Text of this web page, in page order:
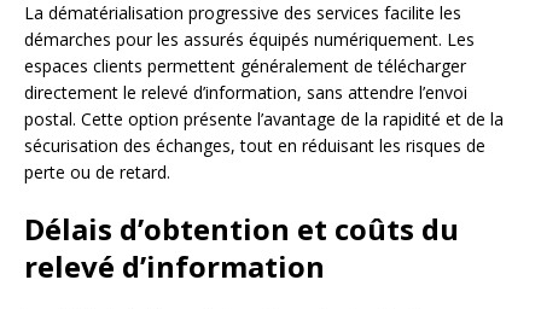
La dématérialisation progressive des services facilite les
démarches pour les assurés équipés numériquement. Les
espaces clients permettent généralement de télécharger
directement le relevé d’information, sans attendre l’envoi
postal. Cette option présente l’avantage de la rapidité et de la
sécurisation des échanges, tout en réduisant les risques de
perte ou de retard.
Délais d’obtention et coûts du
relevé d’information